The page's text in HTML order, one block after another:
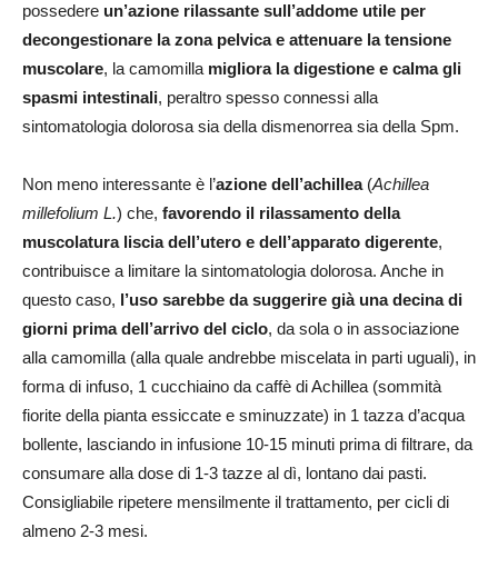
possedere un’azione rilassante sull’addome utile per
decongestionare la zona pelvica e attenuare la tensione
muscolare, la camomilla migliora la digestione e calma gli
spasmi intestinali, peraltro spesso connessi alla
sintomatologia dolorosa sia della dismenorrea sia della Spm.
Non meno interessante è l’azione dell’achillea(Achillea
millefolium L.) che, favorendo il rilassamento della
muscolatura liscia dell’utero e dell’apparato digerente,
contribuisce a limitare la sintomatologia dolorosa. Anche in
questo caso, l’uso sarebbe da suggerire già una decina di
giorni prima dell’arrivo del ciclo, da sola o in associazione
alla camomilla (alla quale andrebbe miscelata in parti uguali), in
forma di infuso, 1 cucchiaino da caffè di Achillea (sommità
fiorite della pianta essiccate e sminuzzate) in 1 tazza d’acqua
bollente, lasciando in infusione 10-15 minuti prima di filtrare, da
consumare alla dose di 1-3 tazze al dì, lontano dai pasti.
Consigliabile ripetere mensilmente il trattamento, per cicli di
almeno 2-3 mesi.